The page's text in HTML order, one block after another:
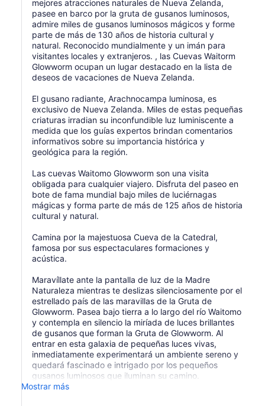
mejores atracciones naturales de Nueva Zelanda,
pasee en barco por la gruta de gusanos luminosos,
admire miles de gusanos luminosos mágicos y forme
parte de más de 130 años de historia cultural y
natural. Reconocido mundialmente y un imán para
visitantes locales y extranjeros. , las Cuevas Waitorm
Glowworm ocupan un lugar destacado en la lista de
deseos de vacaciones de Nueva Zelanda.
El gusano radiante, Arachnocampa luminosa, es
exclusivo de Nueva Zelanda. Miles de estas pequeñas
criaturas irradian su inconfundible luz luminiscente a
medida que los guías expertos brindan comentarios
informativos sobre su importancia histórica y
geológica para la región.
Las cuevas Waitomo Glowworm son una visita
obligada para cualquier viajero. Disfruta del paseo en
bote de fama mundial bajo miles de luciérnagas
mágicas y forma parte de más de 125 años de historia
cultural y natural.
Camina por la majestuosa Cueva de la Catedral,
famosa por sus espectaculares formaciones y
acústica.
Maravíllate ante la pantalla de luz de la Madre
Naturaleza mientras te deslizas silenciosamente por el
estrellado país de las maravillas de la Gruta de
Glowworm. Pasea bajo tierra a lo largo del río Waitomo
y contempla en silencio la miríada de luces brillantes
de gusanos que forman la Gruta de Glowworm. Al
entrar en esta galaxia de pequeñas luces vivas,
inmediatamente experimentará un ambiente sereno y
quedará fascinado e intrigado por los pequeños
gusanos luminosos que iluminan su camino.
Mostrar más